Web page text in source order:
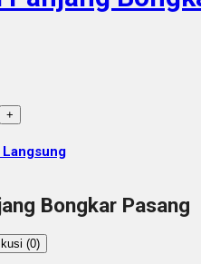
+
Langsung
Bongkar Pasang
(0)